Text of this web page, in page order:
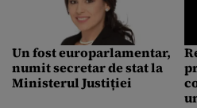
Un fost europarlamentar,
numit secretar de stat la
Ministerul Justiției